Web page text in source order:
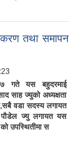
तथा समापन
गते यस बहुदरमाई
साह ज्युको अध्यक्षता
वडा सदस्य लगायत
पौडेल ज्यु लगायत यस
उपस्थितीमा स